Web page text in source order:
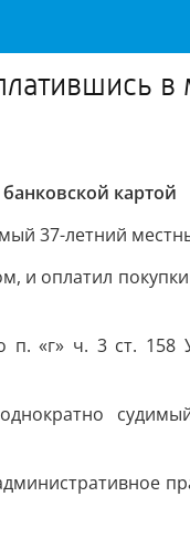
в
картой
37-летний
и оплатил
п. «г» ч. 3 ст.